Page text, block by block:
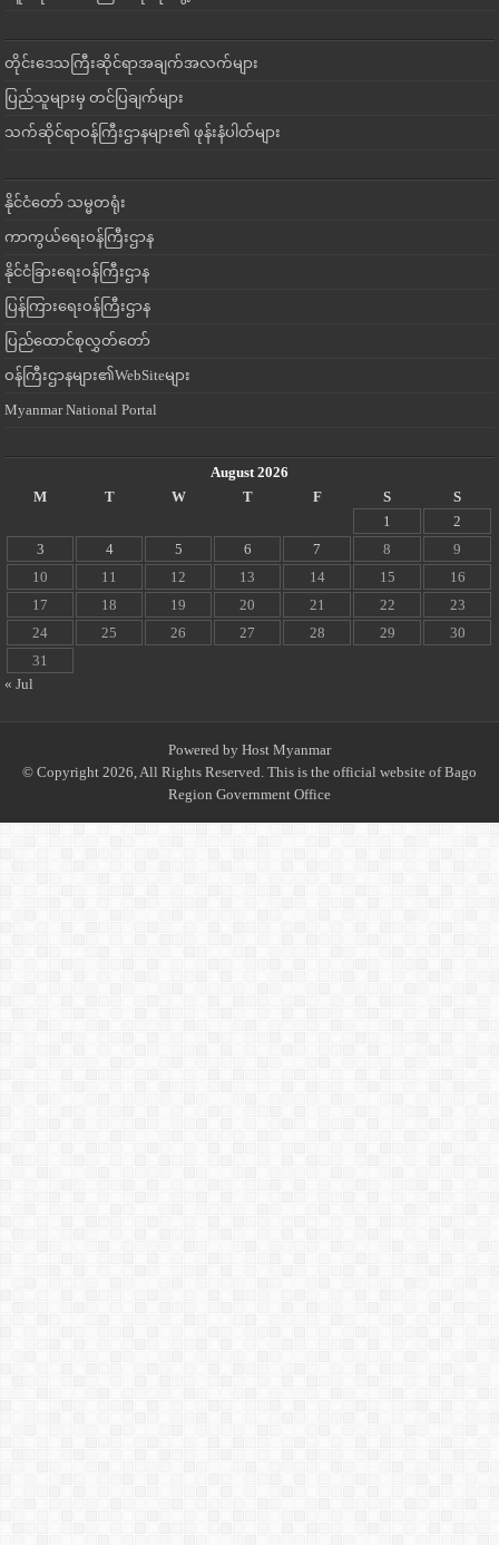
တိုင်းဒေသကြီးဆိုင်ရာအချက်အလက်များ
ပြည်သူများမှ တင်ပြချက်များ
သက်ဆိုင်ရာဝန်ကြီးဌာနများ၏ ဖုန်းနံပါတ်များ
နိုင်ငံတော် သမ္မတရုံး
ကာကွယ်ရေးဝန်ကြီးဌာန
နိုင်ငံခြားရေးဝန်ကြီးဌာန
ပြန်ကြားရေးဝန်ကြီးဌာန
ပြည်ထောင်စုလွှတ်တော်
ဝန်ကြီးဌာနများ၏WebSiteများ
Myanmar National Portal
August 2026
M
T W T F S
S
1
2
3
4 5 6 7 8
9
10
11 12 13 14 15
16
17
18 19 20 21 22
23
24
25 26 27 28 29
30
31
« Jul
Powered by Host Myanmar
© Copyright 2026, All Rights Reserved. This is the official website of Bago
Region Government Office